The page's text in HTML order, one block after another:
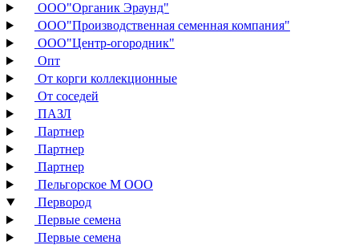
ООО"Органик Эраунд"
ООО"Производственная семенная компания"
ООО"Центр-огородник"
Опт
От корги коллекционные
От соседей
ПАЗЛ
Партнер
Партнер
Партнер
Пельгорское М ООО
Первород
Первые семена
Первые семена